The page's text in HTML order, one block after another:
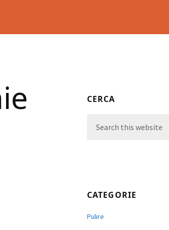
Primary
CERCA
this
CATEGORIE
Pulire